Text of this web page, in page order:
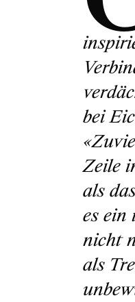
bei
Zeile
als
es ein
nicht
als